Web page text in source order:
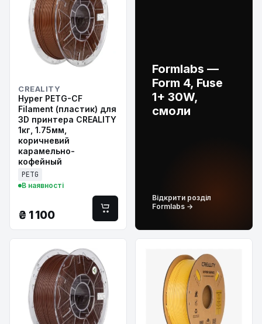
CREALITY
Hyper PETG-CF
Filament (пластик) для
3D принтера CREALITY
1кг, 1.75мм,
коричневий
карамельно-
кофейный
PETG
В наявності
₴ 1 100
Formlabs —
Form 4, Fuse
1+ 30W,
смоли
Відкрити розділ
Formlabs →